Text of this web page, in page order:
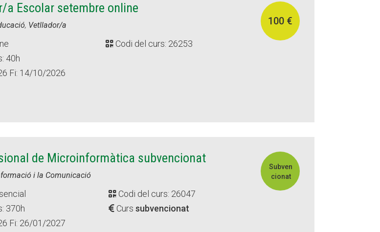
a Escolar setembre online
, Vetllador/a
Codi del curs: 26253
40h
Fi: 14/10/2026
100 €
de Microinformàtica subvencionat
i la Comunicació
Codi del curs: 26047
370h
Curs subvencionat
Fi: 26/01/2027
Subven
cionat